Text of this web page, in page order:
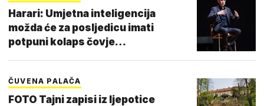
Harari: Umjetna inteligencija
možda će za posljedicu imati
potpuni kolaps čovje…
ČUVENA PALAČA
FOTO Tajni zapisi iz ljepotice